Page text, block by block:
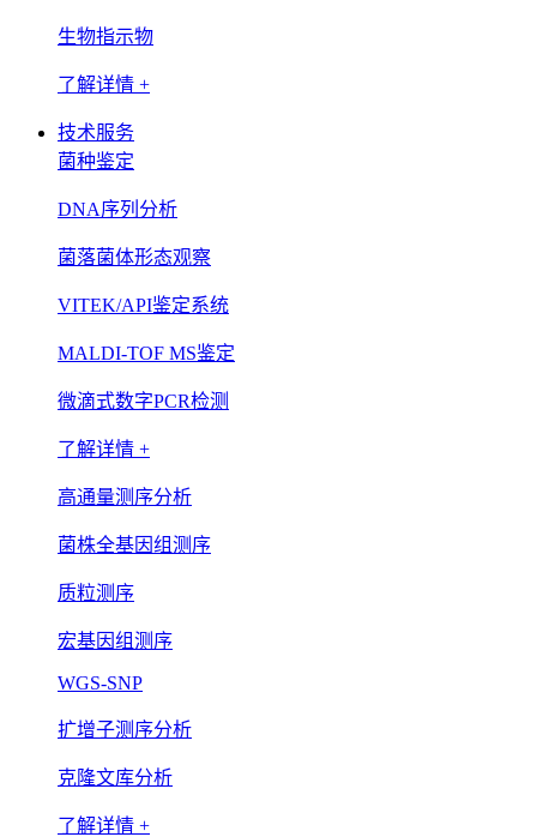
生物指示物
了解详情 +
技术服务
菌种鉴定
DNA序列分析
菌落菌体形态观察
VITEK/API鉴定系统
MALDI-TOF MS鉴定
微滴式数字PCR检测
了解详情 +
高通量测序分析
菌株全基因组测序
质粒测序
宏基因组测序
WGS-SNP
扩增子测序分析
克隆文库分析
了解详情 +